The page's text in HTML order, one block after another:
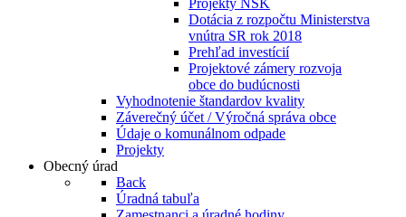
Projekty NSK
Dotácia z rozpočtu Ministerstva
vnútra SR rok 2018
Prehľad investícií
Projektové zámery rozvoja
obce do budúcnosti
Vyhodnotenie štandardov kvality
Záverečný účet / Výročná správa obce
Údaje o komunálnom odpade
Projekty
Obecný úrad
Back
Úradná tabuľa